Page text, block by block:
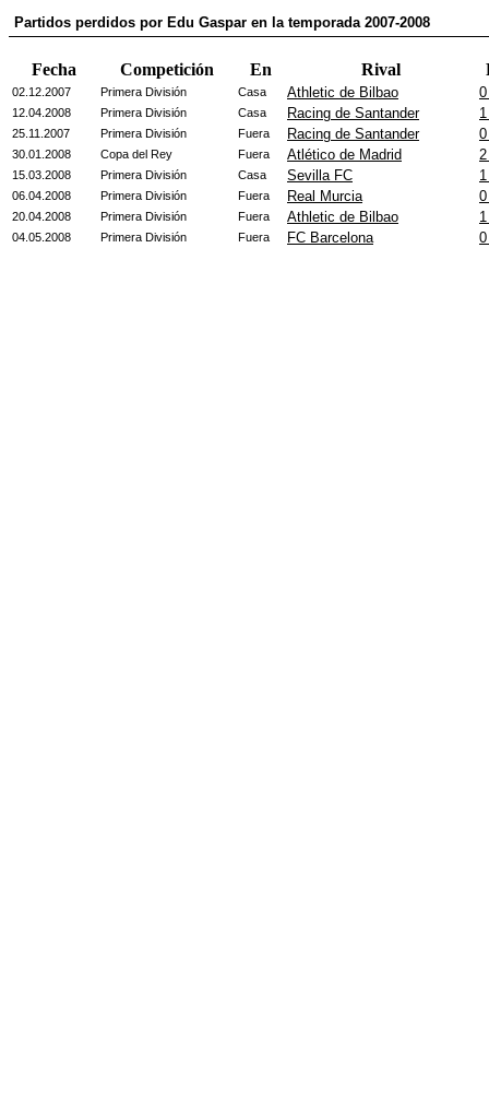
Partidos perdidos por Edu Gaspar en la temporada 2007-2008
Fecha Competición En Rival
02.12.2007 Primera División Casa Athletic de Bilbao
12.04.2008 Primera División Casa Racing de Santander
25.11.2007 Primera División Fuera Racing de Santander
30.01.2008 Copa del Rey Fuera Atlético de Madrid
15.03.2008 Primera División Casa Sevilla FC
06.04.2008 Primera División Fuera Real Murcia
20.04.2008 Primera División Fuera Athletic de Bilbao
04.05.2008 Primera División Fuera FC Barcelona